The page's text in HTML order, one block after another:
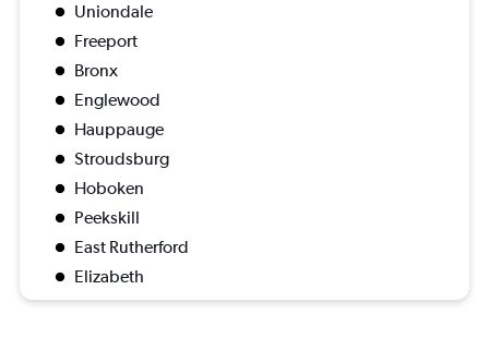
Uniondale
Freeport
Bronx
Englewood
Hauppauge
Stroudsburg
Hoboken
Peekskill
East Rutherford
Elizabeth